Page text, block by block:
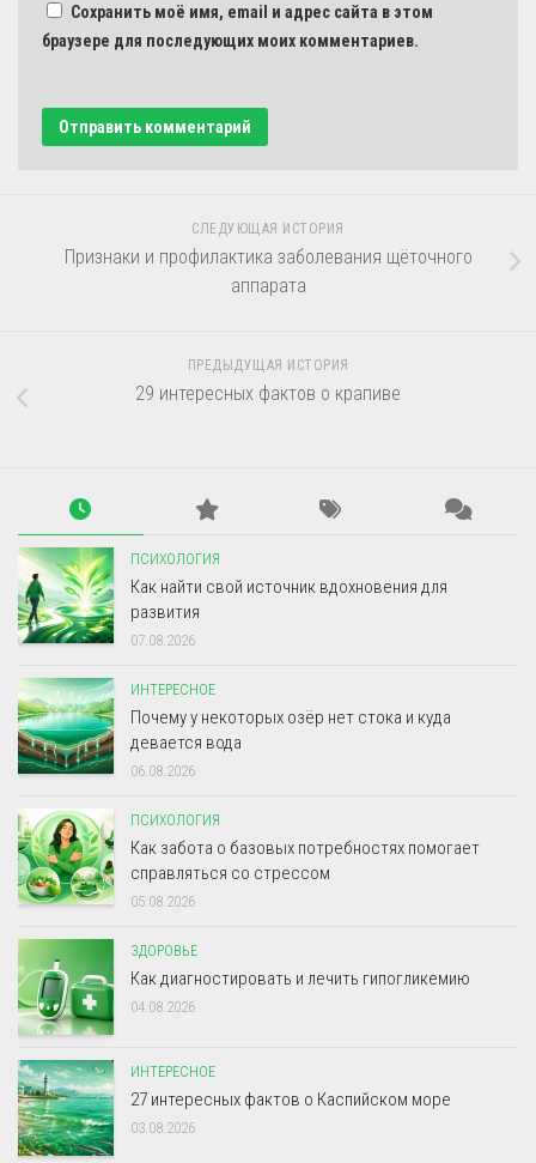
Сохранить моё имя, email и адрес сайта в этом
браузере для последующих моих комментариев.
СЛЕДУЮЩАЯ ИСТОРИЯ
Признаки и профилактика заболевания щёточного
аппарата
ПРЕДЫДУЩАЯ ИСТОРИЯ
29 интересных фактов о крапиве
ПСИХОЛОГИЯ
Как найти свой источник вдохновения для
развития
07.08.2026
ИНТЕРЕСНОЕ
Почему у некоторых озёр нет стока и куда
девается вода
06.08.2026
ПСИХОЛОГИЯ
Как забота о базовых потребностях помогает
справляться со стрессом
05.08.2026
ЗДОРОВЬЕ
Как диагностировать и лечить гипогликемию
04.08.2026
ИНТЕРЕСНОЕ
27 интересных фактов о Каспийском море
03.08.2026